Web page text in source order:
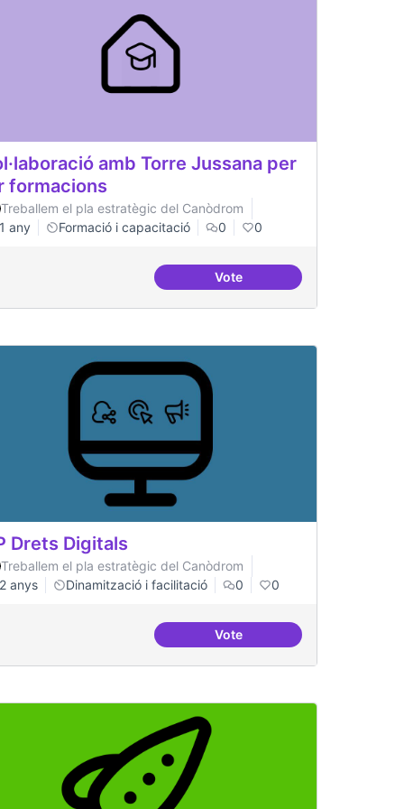
intergeneracional i antidisciplinar
amb Torre Jussana per
formacions
Treballem el pla estratègic del Canòdrom
1 any
Formació i capacitació 0 0
VoteCol·laboració amb Torre
Drets Digitals
Treballem el pla estratègic del Canòdrom
2 anys
Dinamització i facilitació 0 0
VoteILP Drets Digitals